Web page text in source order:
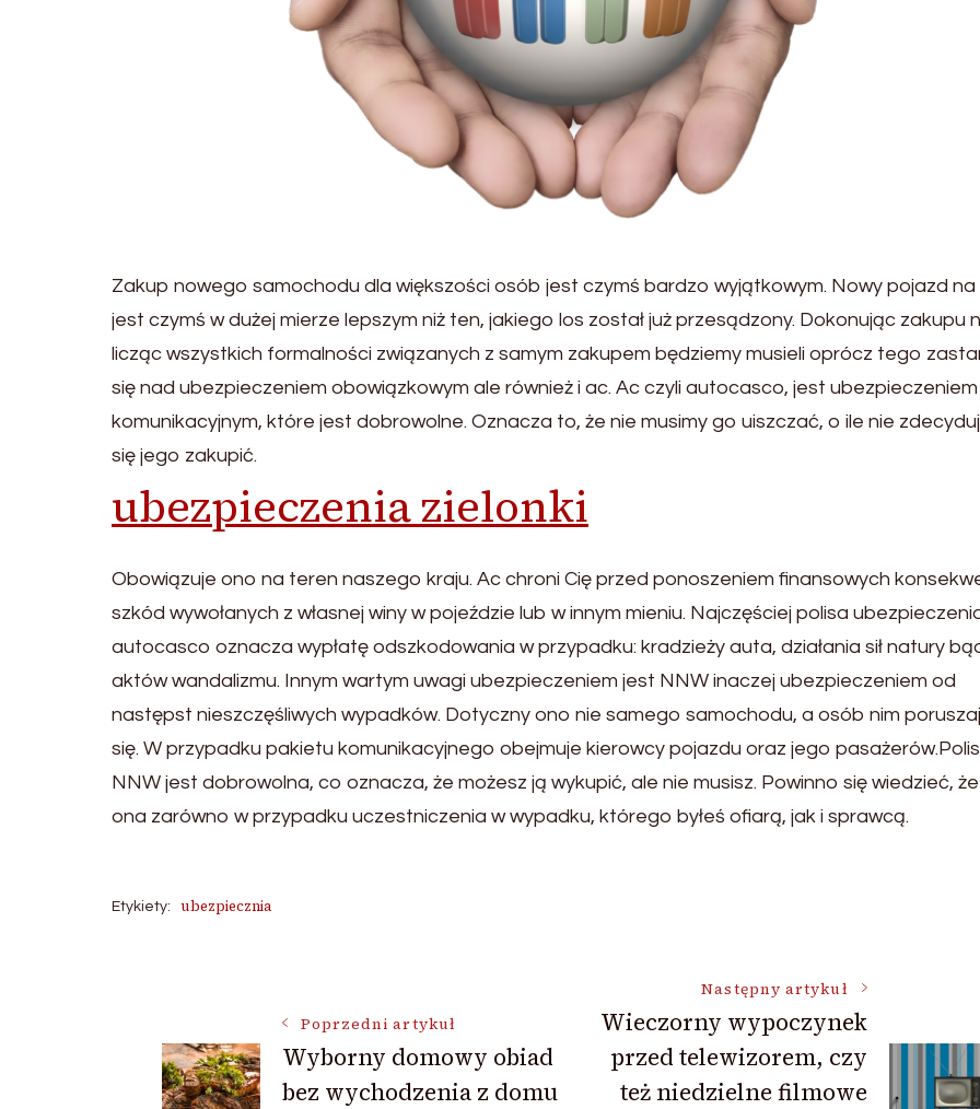
Zakup nowego samochodu dla większości osób jest czymś bardzo wyjątkowym. Nowy pojazd na
jest czymś w dużej mierze lepszym niż ten, jakiego los został już przesądzony. Dokonując zakupu
licząc wszystkich formalności związanych z samym zakupem będziemy musieli oprócz tego
się nad ubezpieczeniem obowiązkowym ale również i ac. Ac czyli autocasco, jest ubezpieczeniem
komunikacyjnym, które jest dobrowolne. Oznacza to, że nie musimy go uiszczać, o ile nie
się jego zakupić.
ubezpieczenia zielonki
Obowiązuje ono na teren naszego kraju. Ac chroni Cię przed ponoszeniem finansowych
szkód wywołanych z własnej winy w pojeździe lub w innym mieniu. Najczęściej polisa
autocasco oznacza wypłatę odszkodowania w przypadku: kradzieży auta, działania sił natury
aktów wandalizmu. Innym wartym uwagi ubezpieczeniem jest NNW inaczej ubezpieczeniem od
następst nieszczęśliwych wypadków. Dotyczny ono nie samego samochodu, a osób nim
się. W przypadku pakietu komunikacyjnego obejmuje kierowcy pojazdu oraz jego
NNW jest dobrowolna, co oznacza, że możesz ją wykupić, ale nie musisz. Powinno się wiedzieć, że
ona zarówno w przypadku uczestniczenia w wypadku, którego byłeś ofiarą, jak i sprawcą.
Etykiety: ubezpiecznia
Nawigacja
wpisu
Poprzedni artykuł
Wyborny domowy obiad
bez wychodzenia z domu
Następny artykuł
Wieczorny wypoczynek
przed telewizorem, czy
też niedzielne filmowe